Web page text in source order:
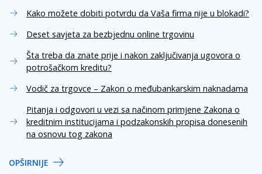
Kako možete dobiti potvrdu da Vaša firma nije u blokadi?
Deset savjeta za bezbjednu online trgovinu
Šta treba da znate prije i nakon zaključivanja ugovora o
potrošačkom kreditu?
Vodič za trgovce – Zakon o međubankarskim naknadama
Pitanja i odgovori u vezi sa načinom primjene Zakona o
kreditnim institucijama i podzakonskih propisa donesenih
na osnovu tog zakona
OPŠIRNIJE